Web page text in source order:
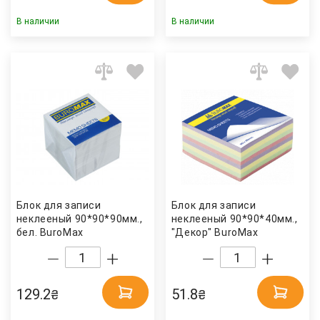
В наличии В наличии
Блок для записи
неклееный 90*90*90мм.,
бел. BuroMax
129.2₴
Блок для записи
неклееный 90*90*40мм.,
"Декор" BuroMax
51.8₴